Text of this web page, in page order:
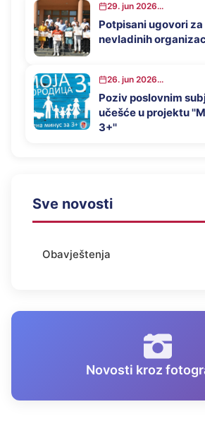
29. jun 2026...
Potpisani ugovori
nevladinih
26. jun 2026...
Poziv poslovnim
učešće u projektu
3+''
Sve novosti
Obavještenja
Novosti kroz